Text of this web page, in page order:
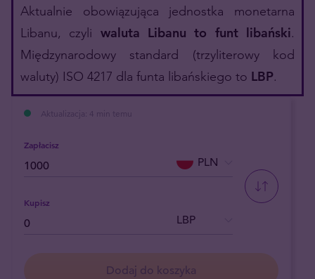
Aktualnie obowiązująca jednostka monetarna
Libanu, czyli waluta Libanu to funt libański.
Międzynarodowy standard (trzyliterowy kod
waluty) ISO 4217 dla funta libańskiego to LBP.
Aktualizacja: 4 min temu
Zapłacisz
PLN
Kupisz
LBP
Dodaj do koszyka